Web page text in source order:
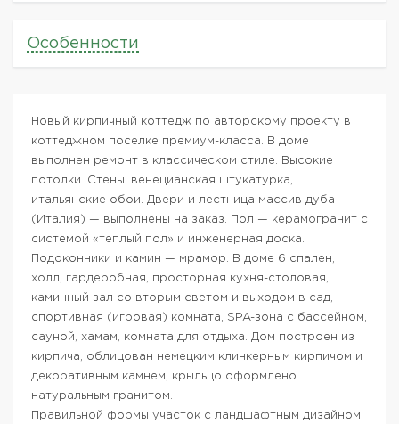
Особенности
Новый кирпичный коттедж по авторскому проекту в
коттеджном поселке премиум-класса. В доме
выполнен ремонт в классическом стиле. Высокие
потолки. Стены: венецианская штукатурка,
итальянские обои. Двери и лестница массив дуба
(Италия) — выполнены на заказ. Пол — керамогранит с
системой «теплый пол» и инженерная доска.
Подоконники и камин — мрамор. В доме 6 спален,
холл, гардеробная, просторная кухня-столовая,
каминный зал со вторым светом и выходом в сад,
спортивная (игровая) комната, SPA-зона с бассейном,
сауной, хамам, комната для отдыха. Дом построен из
кирпича, облицован немецким клинкерным кирпичом и
декоративным камнем, крыльцо оформлено
натуральным гранитом.
Правильной формы участок с ландшафтным дизайном.